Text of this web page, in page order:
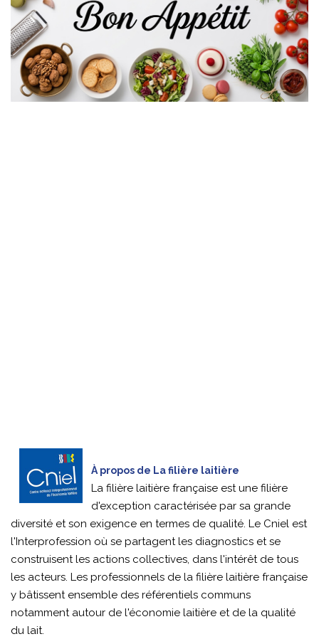
À propos de La filière laitière
La filière laitière française est une filière
d'exception caractérisée par sa grande
diversité et son exigence en termes de qualité. Le Cniel est
l'Interprofession où se partagent les diagnostics et se
construisent les actions collectives, dans l'intérêt de tous
les acteurs. Les professionnels de la filière laitière française
y bâtissent ensemble des référentiels communs
notamment autour de l'économie laitière et de la qualité
du lait.